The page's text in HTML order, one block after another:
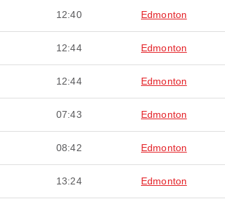
12:40 Edmonton
12:44 Edmonton
12:44 Edmonton
07:43 Edmonton
08:42 Edmonton
13:24 Edmonton